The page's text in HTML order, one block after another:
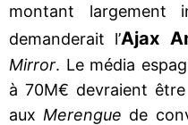
montant largement
demanderait l’Ajax
Mirror. Le média
à 70M€ devraient
aux Merengue de